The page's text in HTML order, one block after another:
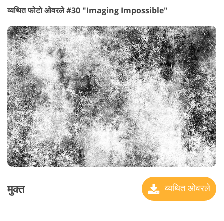
व्यथित फोटो ओवरले #30 "Imaging Impossible"
मुक्त व्यथित ओवरले